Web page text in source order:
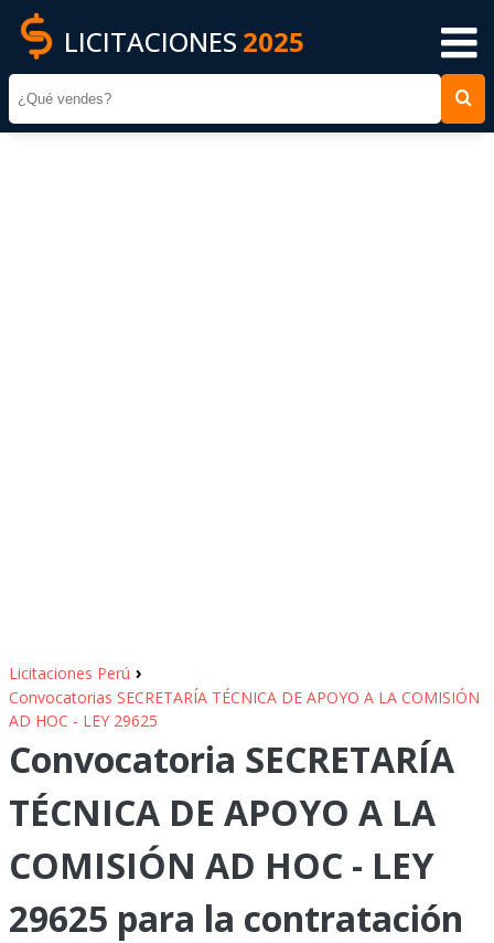
LICITACIONES 2025
Licitaciones Perú ›
Convocatorias SECRETARÍA TÉCNICA DE APOYO A LA COMISIÓN
AD HOC - LEY 29625
Convocatoria SECRETARÍA
TÉCNICA DE APOYO A LA
COMISIÓN AD HOC - LEY
29625 para la contratación